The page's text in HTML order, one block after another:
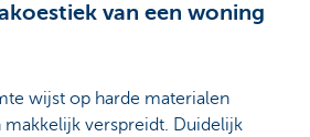
van een woning
wijst op harde materialen
verspreidt. Duidelijk